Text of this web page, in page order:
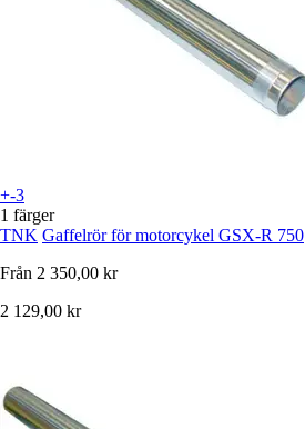
+-3
1 färger
TNK Gaffelrör för motorcykel GSX-R 750
Från 2 350,00 kr
2 129,00 kr